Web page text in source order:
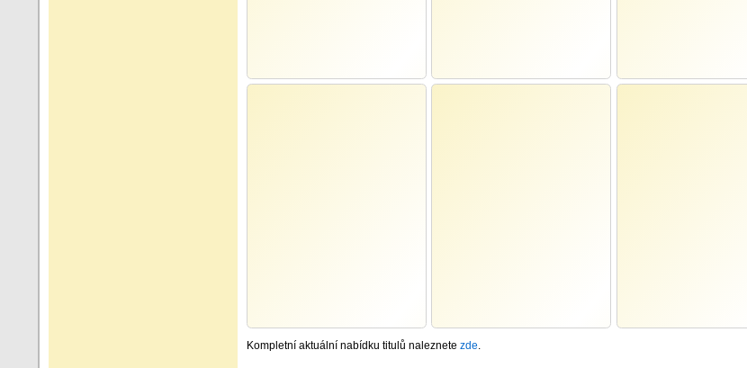
Kompletní aktuální nabídku titulů naleznete zde.